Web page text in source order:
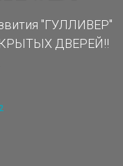
"ГУЛЛИВЕР"
ДВЕРЕЙ!!